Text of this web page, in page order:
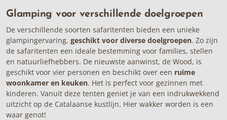
Glamping voor verschillende doelgroepen
De verschillende soorten safaritenten bieden een unieke
glampingervaring, geschikt voor diverse doelgroepen. Zo zijn
de safaritenten een ideale bestemming voor families, stellen
en natuurliefhebbers. De nieuwste aanwinst, de Wood, is
geschikt voor vier personen en beschikt over een ruime
woonkamer en keuken. Het is perfect voor gezinnen met
kinderen. Vanuit deze tenten geniet je van een indrukwekkend
uitzicht op de Catalaanse kustlijn. Hier wakker worden is een
waar genot!